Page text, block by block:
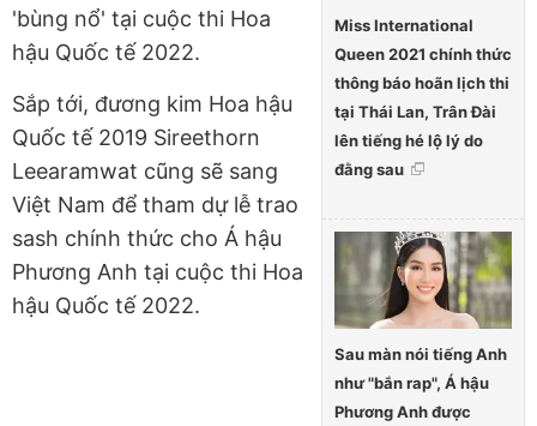
Miss International
Queen 2021 chính thức
thông báo hoãn lịch thi
tại Thái Lan, Trân Đài
lên tiếng hé lộ lý do
đằng sau
Sau màn nói tiếng Anh
như "bắn rap", Á hậu
Phương Anh được
'bùng nổ' tại cuộc thi Hoa
hậu Quốc tế 2022.
Sắp tới, đương kim Hoa hậu
Quốc tế 2019 Sireethorn
Leearamwat cũng sẽ sang
Việt Nam để tham dự lễ trao
sash chính thức cho Á hậu
Phương Anh tại cuộc thi Hoa
hậu Quốc tế 2022.